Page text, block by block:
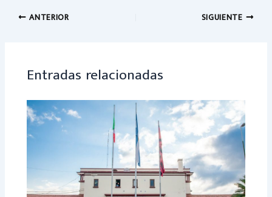
o
ANTERIOR SIGUIENTE
Entradas relacionadas